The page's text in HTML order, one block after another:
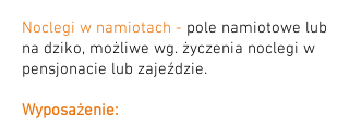
Noclegi w namiotach - pole namiotowe lub
na dziko, możliwe wg. życzenia noclegi w
pensjonacie lub zajeździe.
Wyposażenie: